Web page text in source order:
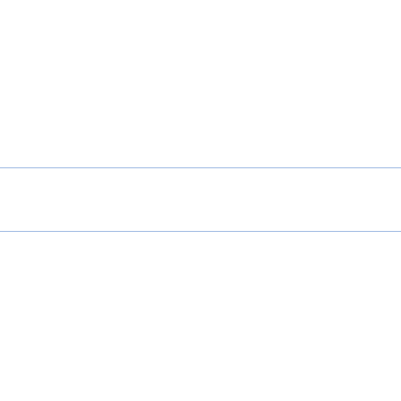
piene e seducenti
piene e seducenti. La texture